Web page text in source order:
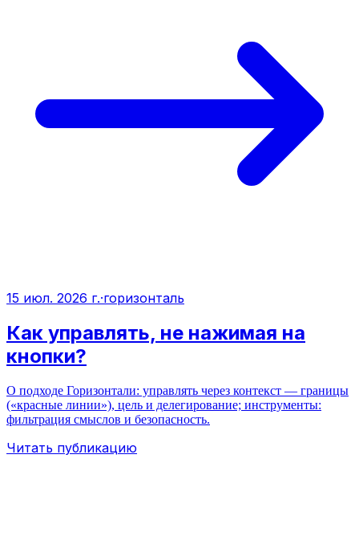
15 июл. 2026 г.·горизонталь
Как управлять, не нажимая на
кнопки?
О подходе Горизонтали: управлять через контекст — границы
(«красные линии»), цель и делегирование; инструменты:
фильтрация смыслов и безопасность.
Читать публикацию